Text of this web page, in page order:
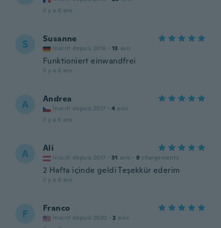
il y a 6 ans
S Susanne
Inscrit depuis 2016 · 13 avis
Funktioniert einwandfrei
il y a 6 ans
A Andrea
Inscrit depuis 2017 · 4 avis
il y a 6 ans
A Ali
Inscrit depuis 2017 · 31 avis · 9 chargements
2 Hafta içinde geldi Teşekkür ederim
il y a 6 ans
F Franco
Inscrit depuis 2020 · 2 avis